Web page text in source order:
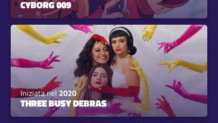
CYBORG 009
Iniziata nel 2020
THREE BUSY DEBRAS